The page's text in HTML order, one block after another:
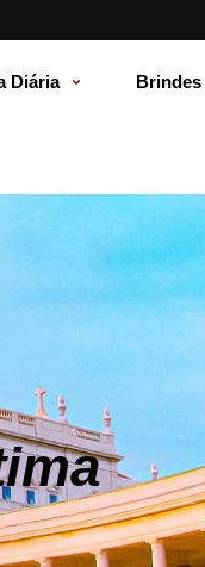
Diária Brindes